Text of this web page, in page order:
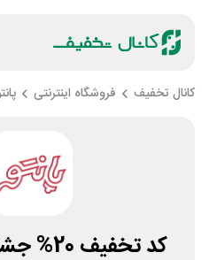
کانال تخفیف فروشگاه اینترنتی
کد